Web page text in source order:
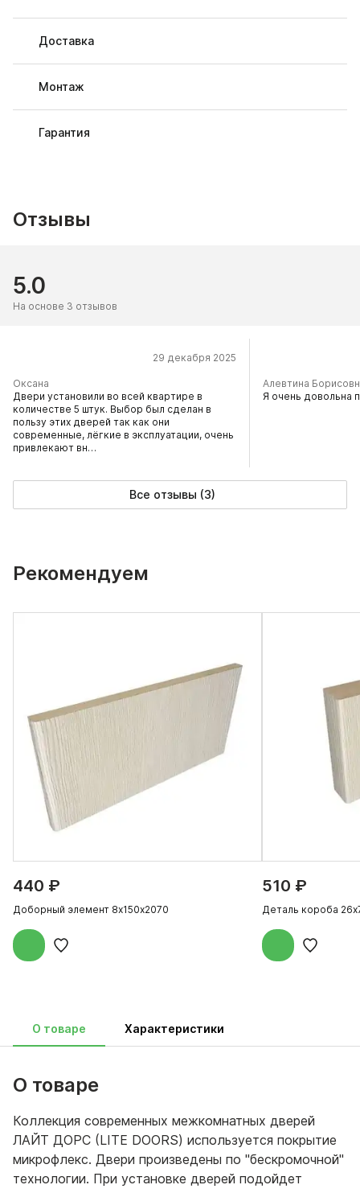
Доставка
Монтаж
Гарантия
Отзывы
5.0
На основе 3 отзывов
29 декабря 2025
Оксана
Двери установили во всей квартире в
количестве 5 штук. Выбор был сделан в
пользу этих дверей так как они
современные, лёгкие в эксплуатации, очень
привлекают вн…
Алевтина
Я очень довольна
Все отзывы (3)
Рекомендуем
440 ₽
Доборный элемент 8х150х2070
510 ₽
Деталь короба
О товаре Характеристики
О товаре
Коллекция современных межкомнатных дверей
ЛАЙТ ДОРС (LITE DOORS) используется покрытие
микрофлекс. Двери произведены по "бескромочной"
технологии. При установке дверей подойдет